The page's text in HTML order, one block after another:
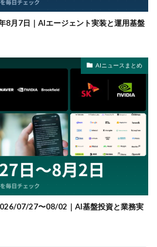
8月7日｜AIエージェント実装と運用基盤
AIニュースまとめ
07/27〜08/02｜AI基盤投資と業務実